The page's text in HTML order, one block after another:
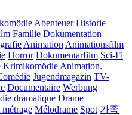
Abenteuer Historie
Familie Dokumentation
Animation Animationsfilm
Horror Dokumentarfilm Sci-Fi
Krimikomödie Animation.
Jugendmagazin TV-
Documentaire Werbung
dramatique Drame
Mélodrame Spot 가족